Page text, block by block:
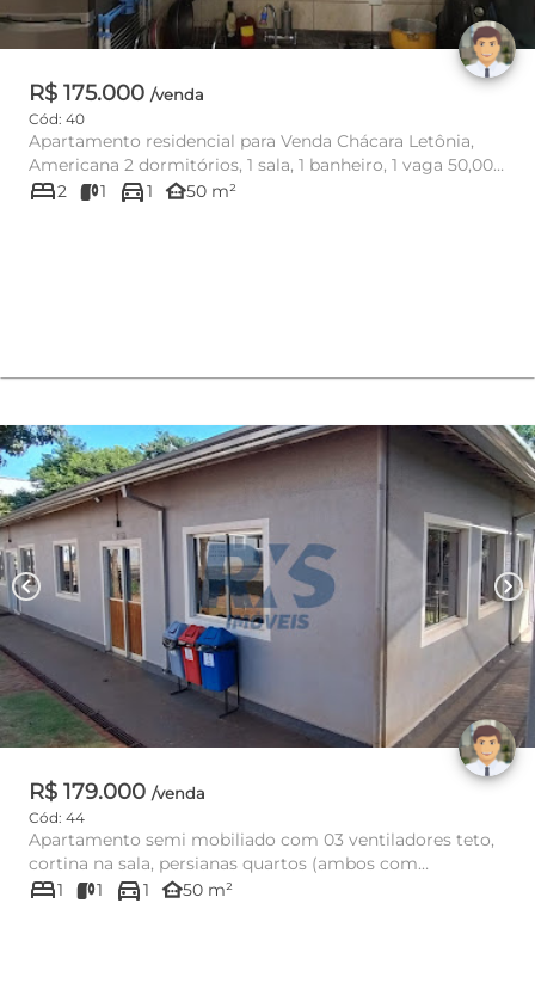
R$ 175.000 /venda
Cód: 40
Apartamento residencial para Venda Chácara Letônia,
Americana 2 dormitórios, 1 sala, 1 banheiro, 1 vaga 50,00
m² útil
bed2 1 directions_car1 other_houses50 m²
chevron_left chevron_right
R$ 179.000 /venda
Cód: 44
Apartamento semi mobiliado com 03 ventiladores teto,
cortina na sala, persianas quartos (ambos com
armários), cozinha ...
bed1 1 directions_car1 other_houses50 m²